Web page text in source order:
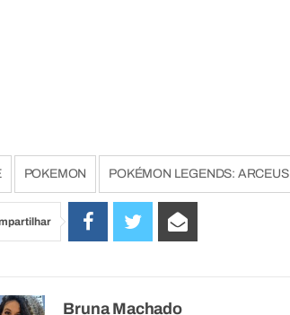
POKEMON POKÉMON LEGENDS: ARCEUS
Bruna Machado